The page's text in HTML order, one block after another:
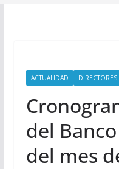
ACTUALIDAD DIRECTORES
del
del mes